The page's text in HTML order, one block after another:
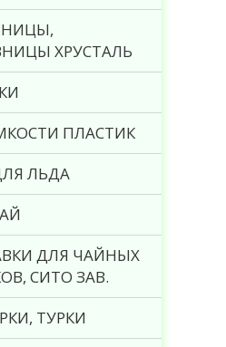
ХРУСТАЛЬ
ПЛАСТИК
ЛЬДА
ДЛЯ ЧАЙНЫХ
СИТО ЗАВ.
ТУРКИ